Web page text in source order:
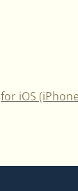
for iOS